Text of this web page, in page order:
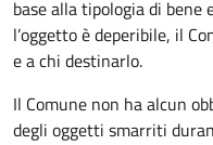
base alla tipologia di bene
l’oggetto è deperibile, il
e a chi destinarlo.
Il Comune non ha alcun
degli oggetti smarriti